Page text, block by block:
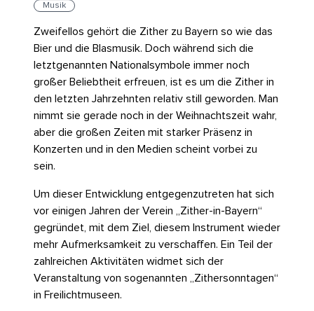
Musik
Zweifellos gehört die Zither zu Bayern so wie das
Bier und die Blasmusik. Doch während sich die
letztgenannten Nationalsymbole immer noch
großer Beliebtheit erfreuen, ist es um die Zither in
den letzten Jahrzehnten relativ still geworden. Man
nimmt sie gerade noch in der Weihnachtszeit wahr,
aber die großen Zeiten mit starker Präsenz in
Konzerten und in den Medien scheint vorbei zu
sein.
Um dieser Entwicklung entgegenzutreten hat sich
vor einigen Jahren der Verein „Zither-in-Bayern“
gegründet, mit dem Ziel, diesem Instrument wieder
mehr Aufmerksamkeit zu verschaffen. Ein Teil der
zahlreichen Aktivitäten widmet sich der
Veranstaltung von sogenannten „Zithersonntagen“
in Freilichtmuseen.